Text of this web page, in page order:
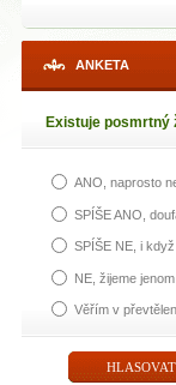
ANKETA
Existuje posmrtný
ANO, naprosto
SPÍŠE ANO,
SPÍŠE NE, i
NE, žijeme
Věřím v